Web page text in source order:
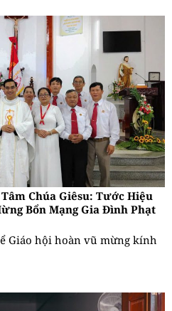
Chúa Giêsu: Tước Hiệu
Bổn Mạng Gia Đình Phạt
Giáo hội hoàn vũ mừng kính